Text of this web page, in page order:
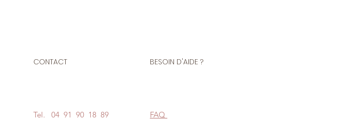
Très agréable à porter, il se froisse très difficilement.
jupes, robes.
CONTACT BESOIN D'AIDE ?
Tel. 04 91 90 18 89 FAQ